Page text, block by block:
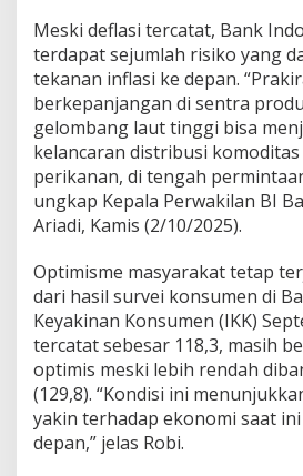
Meski deflasi tercatat, Bank
terdapat sejumlah risiko yang
tekanan inflasi ke depan.
berkepanjangan di sentra
gelombang laut tinggi bisa
kelancaran distribusi
perikanan, di tengah
ungkap Kepala Perwakilan BI
Ariadi, Kamis (2/10/2025).
Optimisme masyarakat tetap
dari hasil survei konsumen di
Keyakinan Konsumen (IKK)
tercatat sebesar 118,3, masih
optimis meski lebih rendah
(129,8). “Kondisi ini
yakin terhadap ekonomi saat
depan,” jelas Robi.